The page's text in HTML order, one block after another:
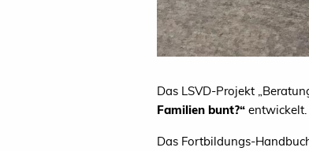
Das LSVD-Projekt
Familien bunt?“ entwickelt.
Das Fortbildungs-